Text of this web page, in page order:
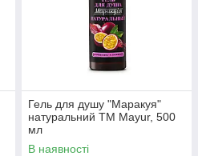
Гель для душу "Маракуя"
натуральний TM Mayur, 500
мл
В наявності